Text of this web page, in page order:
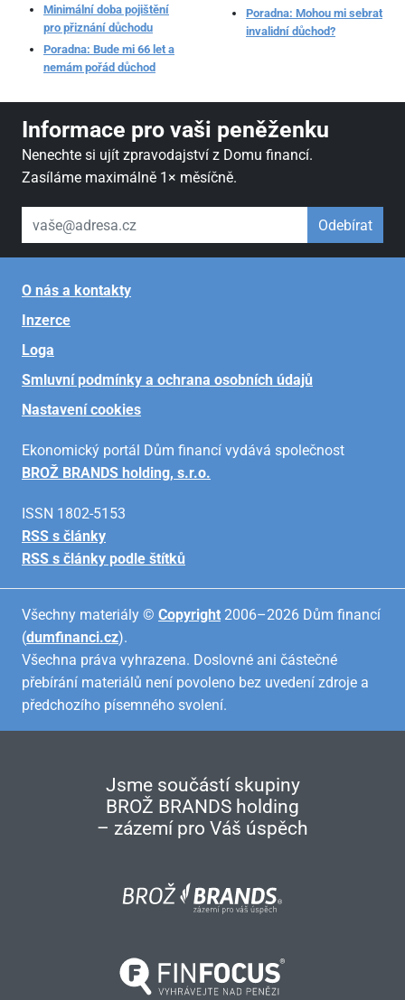
Minimální doba pojištění
pro přiznání důchodu
Poradna: Bude mi 66 let a
nemám pořád důchod
Poradna: Mohou mi sebrat
invalidní důchod?
Informace pro vaši peněženku
Nenechte si ujít zpravodajství z Domu financí.
Zasíláme maximálně 1× měsíčně.
váš email Odebírat
O nás a kontakty
Inzerce
Loga
Smluvní podmínky a ochrana osobních údajů
Nastavení cookies
Ekonomický portál Dům financí vydává společnost
BROŽ BRANDS holding, s.r.o.
ISSN 1802-5153
RSS s články
RSS s články podle štítků
Všechny materiály © Copyright 2006–2026 Dům financí
(dumfinanci.cz).
Všechna práva vyhrazena. Doslovné ani částečné
přebírání materiálů není povoleno bez uvedení zdroje a
předchozího písemného svolení.
Jsme součástí skupiny
BROŽ BRANDS holding
– zázemí pro Váš úspěch